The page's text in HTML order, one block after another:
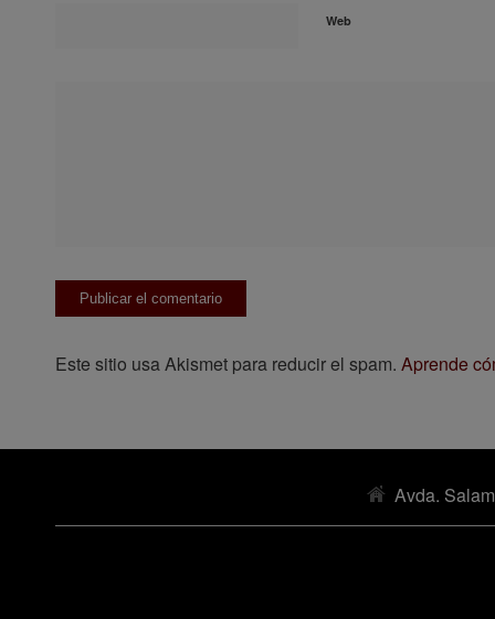
Web
Este sitio usa Akismet para reducir el spam. Aprende
Avda.